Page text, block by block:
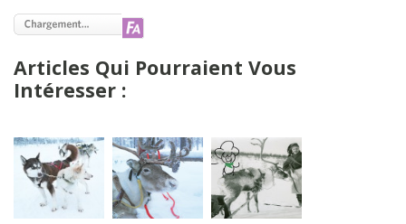
Articles Qui Pourraient Vous
Intéresser :